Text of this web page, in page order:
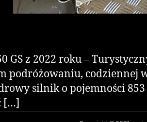
GS z 2022 roku –
podróżowaniu, codziennej
silnik o pojemności
[…]